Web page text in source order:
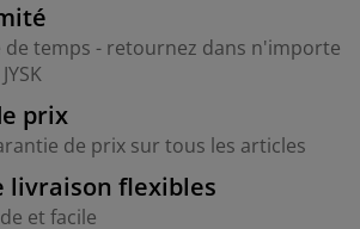
de temps - retournez dans n'importe
prix
de prix sur tous les articles
livraison flexibles
et facile